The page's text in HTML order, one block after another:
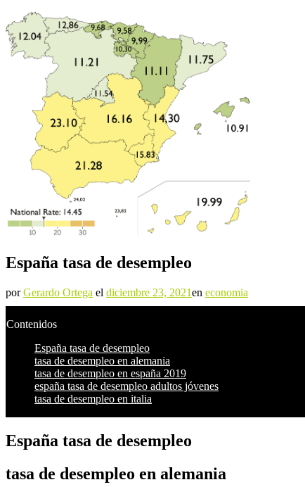
España tasa de desempleo
porGerardo Ortega el diciembre 23, 2021en economia
Contenidos
España tasa de desempleo
tasa de desempleo en alemania
tasa de desempleo en españa 2019
españa tasa de desempleo adultos jóvenes
tasa de desempleo en italia
España tasa de desempleo
tasa de desempleo en alemania